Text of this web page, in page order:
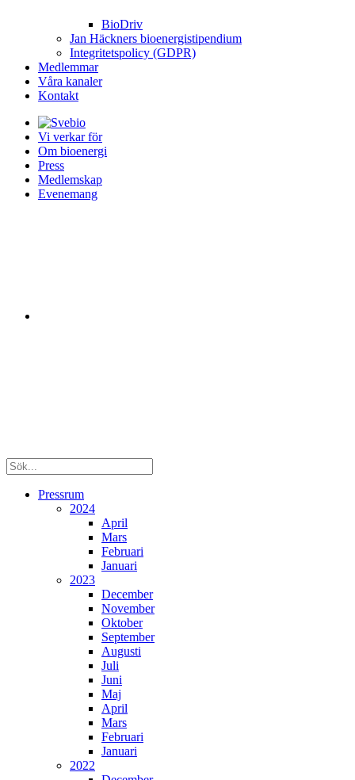
BioDriv
Jan Häckners bioenergistipendium
Integritetspolicy (GDPR)
Medlemmar
Våra kanaler
Kontakt
Vi verkar för
Om bioenergi
Press
Medlemskap
Evenemang
Pressrum
2024
April
Mars
Februari
Januari
2023
December
November
Oktober
September
Augusti
Juli
Juni
Maj
April
Mars
Februari
Januari
2022